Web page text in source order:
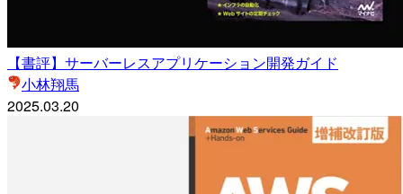
【書評】サーバーレスアプリケーション開発ガイド
小林翔馬
2025.03.20